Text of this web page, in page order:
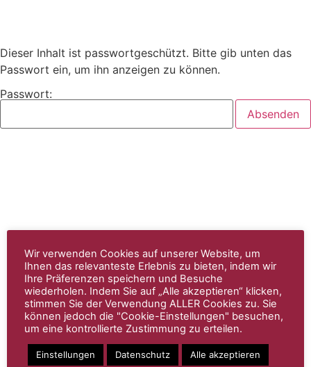
Dieser Inhalt ist passwortgeschützt. Bitte gib unten das
Passwort ein, um ihn anzeigen zu können.
Passwort:
Wir verwenden Cookies auf unserer Website, um
Ihnen das relevanteste Erlebnis zu bieten, indem wir
Ihre Präferenzen speichern und Besuche
wiederholen. Indem Sie auf „Alle akzeptieren“ klicken,
stimmen Sie der Verwendung ALLER Cookies zu. Sie
können jedoch die "Cookie-Einstellungen" besuchen,
um eine kontrollierte Zustimmung zu erteilen.
Einstellungen Datenschutz Alle akzeptieren